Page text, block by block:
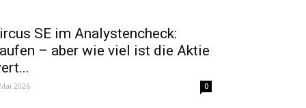
SE im Analystencheck:
– aber wie viel ist die Aktie
2026 0